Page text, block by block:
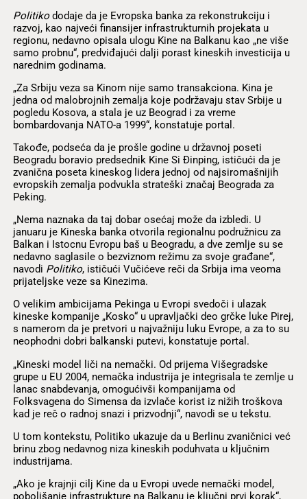
Politikododaje da je Evropska banka za rekonstrukciju i
razvoj, kao najveći finansijer infrastrukturnih projekata u
regionu, nedavno opisala ulogu Kine na Balkanu kao „ne više
samo probnu“, predviđajući dalji porast kineskih investicija u
narednim godinama.
„Za Srbiju veza sa Kinom nije samo transakciona. Kina je
jedna od malobrojnih zemalja koje podržavaju stav Srbije u
pogledu Kosova, a stala je uz Beograd i za vreme
bombardovanja NATO-a 1999“, konstatuje portal.
Takođe, podseća da je prošle godine u državnoj poseti
Beogradu boravio predsednik Kine Si Ðinping, ističući da je
zvanična poseta kineskog lidera jednoj od najsiromašnijih
evropskih zemalja podvukla strateški značaj Beograda za
Peking.
„Nema naznaka da taj dobar osećaj može da izbledi. U
januaru je Kineska banka otvorila regionalnu podružnicu za
Balkan i Istocnu Evropu baš u Beogradu, a dve zemlje su se
nedavno saglasile o bezviznom režimu za svoje građane“,
navodi Politiko, ističući Vučićeve reči da Srbija ima veoma
prijateljske veze sa Kinezima.
O velikim ambicijama Pekinga u Evropi svedoči i ulazak
kineske kompanije „Kosko“ u upravljački deo grčke luke Pirej,
s namerom da je pretvori u najvažniju luku Evrope, a za to su
neophodni dobri balkanski putevi, konstatuje portal.
„Kineski model liči na nemački. Od prijema Višegradske
grupe u EU 2004, nemačka industrija je integrisala te zemlje u
lanac snabdevanja, omogućivši kompanijama od
Folksvagena do Simensa da izvlače korist iz nižih troškova
kad je reč o radnoj snazi i prizvodnji“, navodi se u tekstu.
U tom kontekstu, Politiko ukazuje da u Berlinu zvaničnici već
brinu zbog nedavnog niza kineskih poduhvata u ključnim
industrijama.
„Ako je krajnji cilj Kine da u Evropi uvede nemački model,
poboljšanje infrastrukture na Balkanu je ključni prvi korak“,